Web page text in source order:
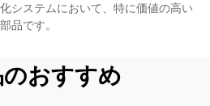
システムにおいて、特に価値の高い
部品です。
おすすめ